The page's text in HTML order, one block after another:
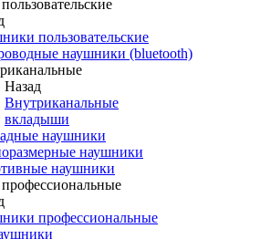
пользовательские
наушники (bluetooth)
Назад
Внутриканальные
вкладыши
наушники
наушники
наушники
профессиональные